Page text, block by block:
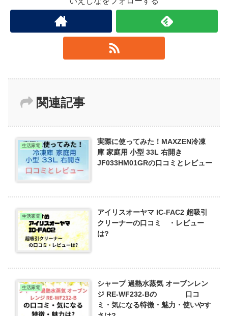
関連記事
生活家電
実際に使ってみた！MAXZEN冷凍
庫 家庭用 小型 33L 右開き
JF033HM01GRの口コミとレビュー
生活家電
アイリスオーヤマ IC-FAC2 超吸引
クリーナーの口コミ ・レビュー
は?
生活家電
シャープ 過熱水蒸気 オーブンレン
ジ RE-WF232-Bの 口コ
ミ・気になる特徴・魅力・使いやす